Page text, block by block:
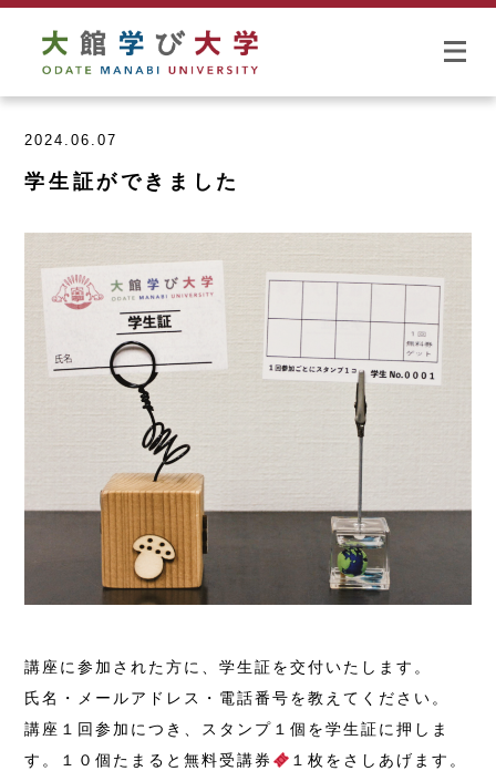
2024.06.07
学生証ができました
講座に参加された方に、学生証を交付いたします。
氏名・メールアドレス・電話番号を教えてください。
講座１回参加につき、スタンプ１個を学生証に押しま
す。１０個たまると無料受講券
１枚をさしあげます。